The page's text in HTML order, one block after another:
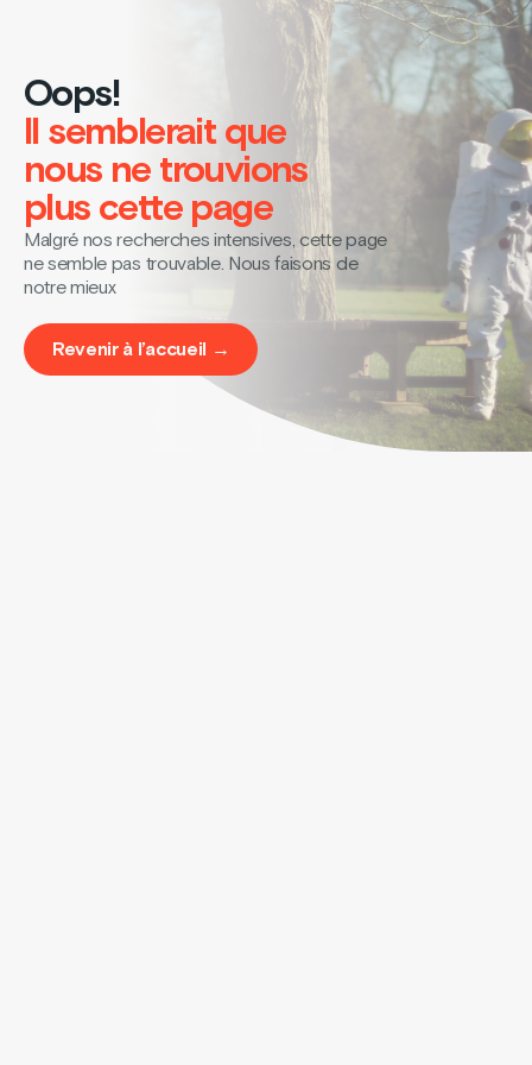
Oops!
Il semblerait que
nous ne trouvions
plus cette page
Malgré nos recherches intensives, cette page
ne semble pas trouvable. Nous faisons de
notre mieux
Revenir à l’accueil →